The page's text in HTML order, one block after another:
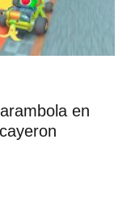
en